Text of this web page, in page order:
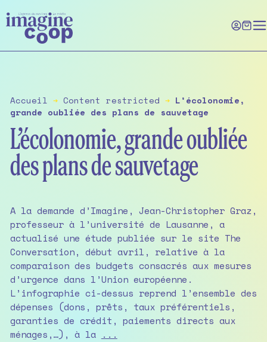
to
the
content
Accueil ➔ Content restricted ➔ L’écolonomie,
grande oubliée des plans de sauvetage
L’écolonomie, grande oubliée
des plans de sauvetage
A la demande d’Imagine, Jean-Christopher Graz,
professeur à l’université de Lausanne, a
actualisé une étude publiée sur le site The
Conversation, début avril, relative à la
comparaison des budgets consacrés aux mesures
d’urgence dans l’Union européenne.
L’infographie ci-dessus reprend l’ensemble des
dépenses (dons, prêts, taux préférentiels,
garanties de crédit, paiements directs aux
ménages,…), à la ...